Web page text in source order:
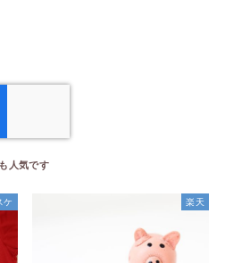
ケ 楽天